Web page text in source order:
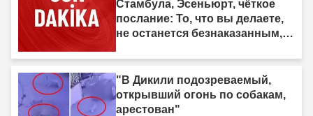
Стамбула, Эсеньюрт, чёткое
послание: То, что вы делаете,
не останется безнаказанным,
"В Дикили подозреваемый,
открывший огонь по собакам,
арестован"